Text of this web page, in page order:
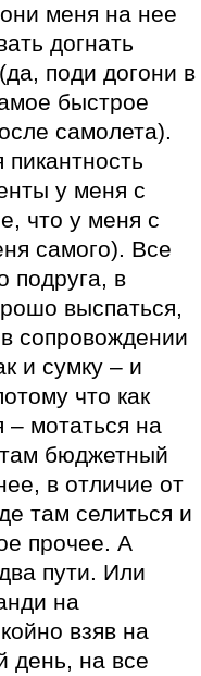
меня на нее
догнать
поди догони в
быстрое
самолета).
у меня с
что у меня с
самого). Все
подруга, в
выспаться,
сопровождении
и сумку – и
что как
– мотаться на
бюджетный
в отличие от
там селиться и
прочее. А
пути. Или
на
взяв на
день, на все